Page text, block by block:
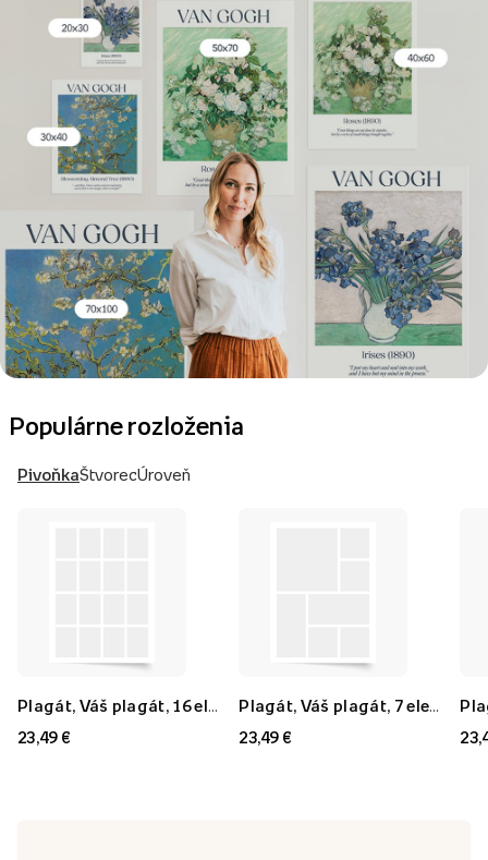
Populárne rozloženia
PivoňkaŠtvorecÚroveň
23,49 €
23,49 €